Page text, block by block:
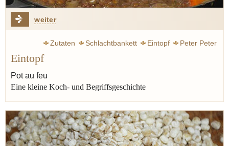
weiter
Zutaten Schlachtbankett Eintopf
Peter Peter
Jünger Ernst
Linsen
Speck
Wurst Fleisch Cassoulet
Eintopf
Pot au feu
Eine kleine Koch- und Begriffsgeschichte